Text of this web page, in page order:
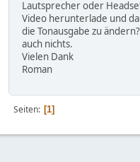
Lautsprecher oder
Video herunterlade und
die Tonausgabe zu
auch nichts.
Vielen Dank
Roman
Seiten 1